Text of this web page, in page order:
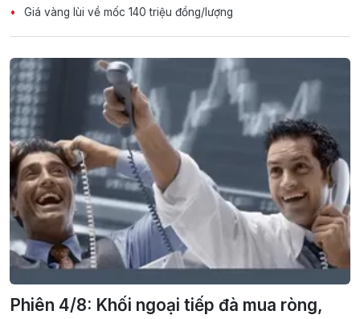
Giá vàng lùi về mốc 140 triệu đồng/lượng
Phiên 4/8: Khối ngoại tiếp đà mua ròng,